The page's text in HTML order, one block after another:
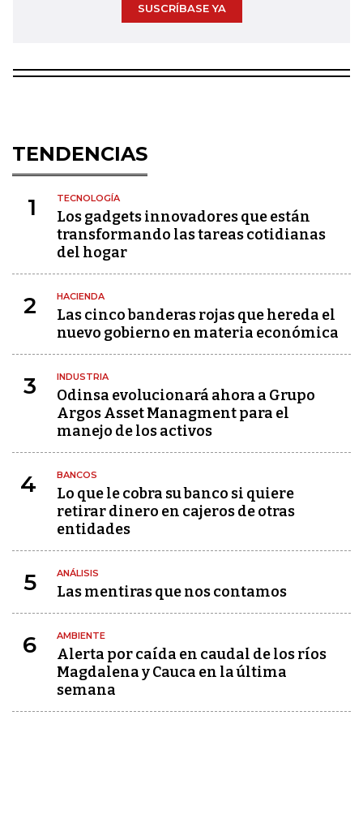
SUSCRÍBASE YA
TENDENCIAS
1 TECNOLOGÍA
Los gadgets innovadores que están
transformando las tareas cotidianas
del hogar
2 HACIENDA
Las cinco banderas rojas que hereda el
nuevo gobierno en materia económica
3 INDUSTRIA
Odinsa evolucionará ahora a Grupo
Argos Asset Managment para el
manejo de los activos
4 BANCOS
Lo que le cobra su banco si quiere
retirar dinero en cajeros de otras
entidades
5 ANÁLISIS
Las mentiras que nos contamos
6 AMBIENTE
Alerta por caída en caudal de los ríos
Magdalena y Cauca en la última
semana